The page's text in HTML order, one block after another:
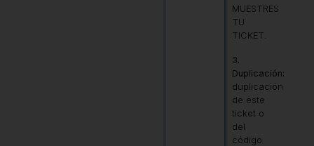
MUESTRES
TU
TICKET.
3.
Duplicación:
duplicación
de este
ticket o
del
código